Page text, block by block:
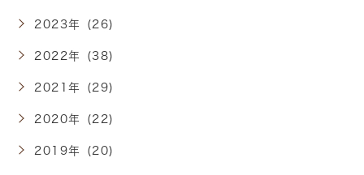
2023年 (26)
2022年 (38)
2021年 (29)
2020年 (22)
2019年 (20)